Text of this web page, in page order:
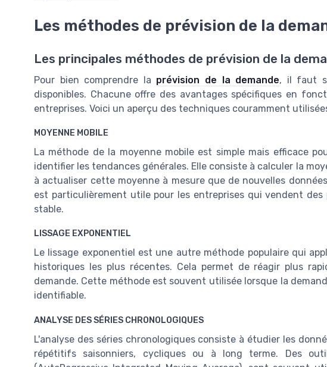
Les méthodes de prévision de la
Les principales méthodes de prévision de la
Pour bien comprendre la prévision de la demande, il faut
disponibles. Chacune offre des avantages spécifiques en
entreprises. Voici un aperçu des techniques couramment
MOYENNE MOBILE
La méthode de la moyenne mobile est simple mais efficace
identifier les tendances générales. Elle consiste à calculer la
à actualiser cette moyenne à mesure que de nouvelles
est particulièrement utile pour les entreprises qui vendent
stable.
LISSAGE EXPONENTIEL
Le lissage exponentiel est une autre méthode populaire qui
historiques les plus récentes. Cela permet de réagir plus
demande. Cette méthode est souvent utilisée lorsque la
identifiable.
ANALYSE DES SÉRIES CHRONOLOGIQUES
L'analyse des séries chronologiques consiste à étudier les
répétitifs saisonniers, cycliques ou à long terme. Des